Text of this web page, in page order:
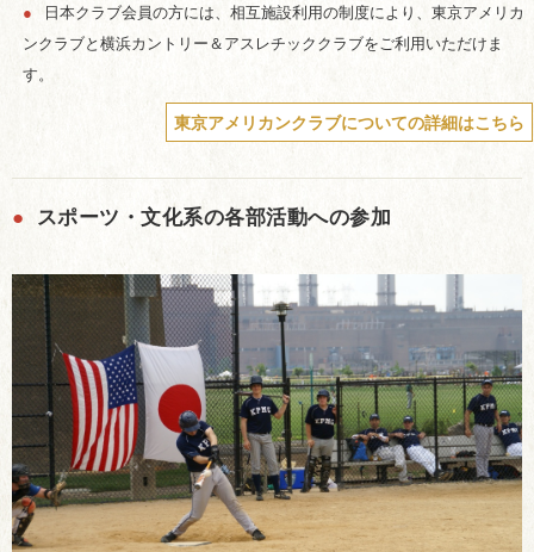
●
日本クラブ会員の方には、相互施設利用の制度により、東京アメリカ
ンクラブと横浜カントリー＆アスレチッククラブをご利用いただけま
す。
東京アメリカンクラブについての詳細はこちら
● スポーツ・文化系の各部活動への参加